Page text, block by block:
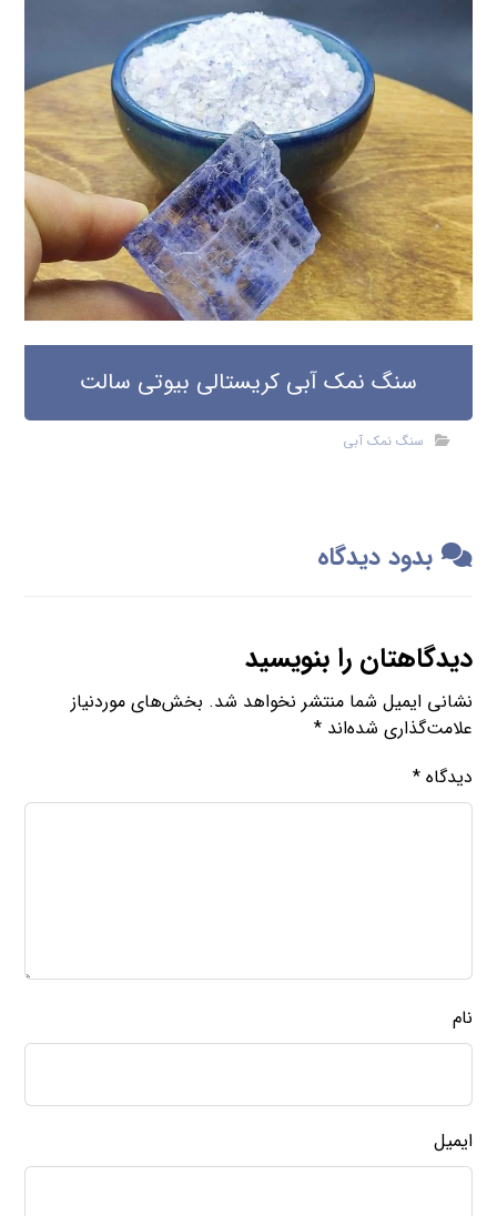
سنگ نمک آبی کریستالی بیوتی سالت
سنگ نمک آبی
بدود دیدگاه
دیدگاهتان را بنویسید
نشانی ایمیل شما منتشر نخواهد شد. بخش‌های موردنیاز
علامت‌گذاری شده‌اند*
دیدگاه*
نام
ایمیل